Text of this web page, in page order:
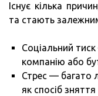
Існує кілька
та стають
Соціальний
компанію або
Стрес — багато
як спосіб зняття